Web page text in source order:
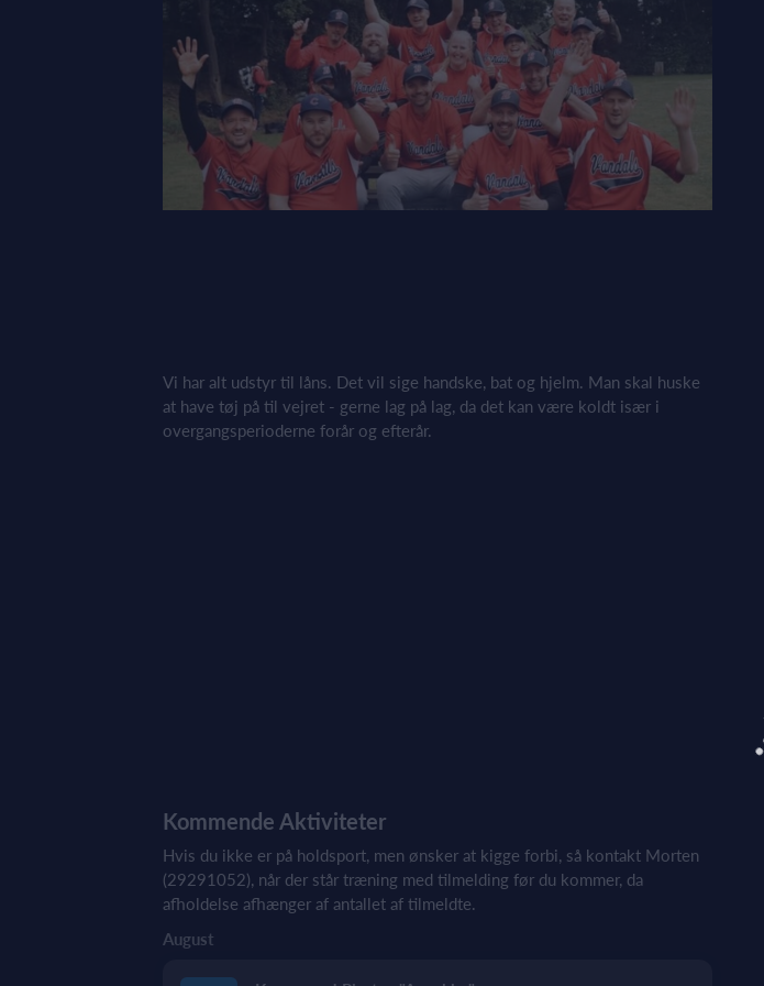
Vi har alt udstyr til låns. Det vil sige handske, bat og hjelm. Man skal huske
at have tøj på til vejret - gerne lag på lag, da det kan være koldt især i
overgangsperioderne forår og efterår.
Kommende Aktiviteter
Hvis du ikke er på holdsport, men ønsker at kigge forbi, så kontakt Morten
(29291052), når der står træning med tilmelding før du kommer, da
afholdelse afhænger af antallet af tilmeldte.
August